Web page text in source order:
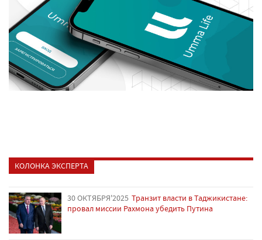
КОЛОНКА ЭКСПЕРТА
30 ОКТЯБРЯ'2025 Транзит власти в Таджикистане:
провал миссии Рахмона убедить Путина